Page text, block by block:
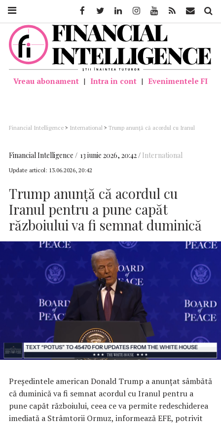
Vreau abonament | Intra in cont | Evenimentele FI
Financial Intelligence > International > Trump anunţă că acordul cu Iranul
Financial Intelligence 13 iunie 2026, 20:42 International
Update articol: 13.06.2026, 20:42
Trump anunţă că acordul cu
Iranul pentru a pune capăt
războiului va fi semnat duminică
Preşedintele american Donald Trump a anunţat sâmbătă
că duminică va fi semnat acordul cu Iranul pentru a
pune capăt războiului, ceea ce va permite redeschiderea
imediată a Strâmtorii Ormuz, informează EFE, potrivit
FacebookTwitter LinkedinInstagramYoutube Feed Mail